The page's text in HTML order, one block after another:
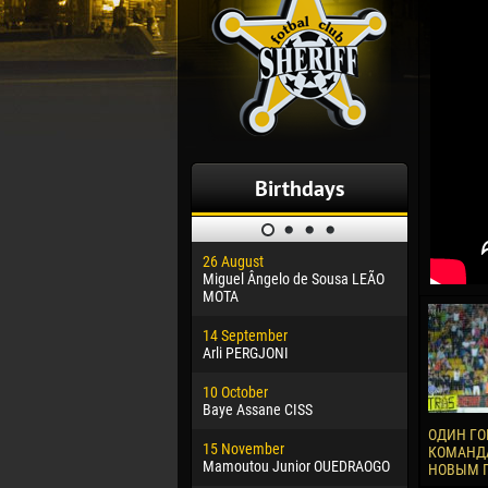
Birthdays
26 August
Miguel Ângelo de Sousa LEÃO
MOTA
14 September
Arli PERGJONI
10 October
Baye Assane CISS
15 November
Mamoutou Junior OUEDRAOGO
30 January
Dhoraso
24
Vladislav
02 March
Veaceslav
09 March
Emmanuel
ОДИН
НОВЫМ